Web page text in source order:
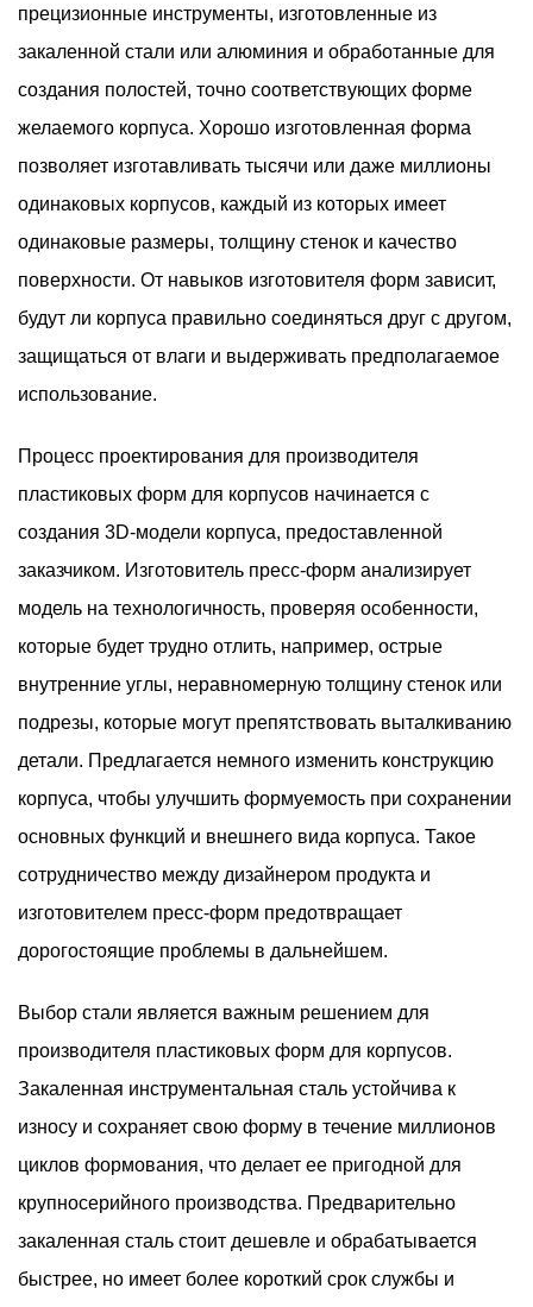
прецизионные инструменты, изготовленные из
закаленной стали или алюминия и обработанные для
создания полостей, точно соответствующих форме
желаемого корпуса. Хорошо изготовленная форма
позволяет изготавливать тысячи или даже миллионы
одинаковых корпусов, каждый из которых имеет
одинаковые размеры, толщину стенок и качество
поверхности. От навыков изготовителя форм зависит,
будут ли корпуса правильно соединяться друг с другом,
защищаться от влаги и выдерживать предполагаемое
использование.
Процесс проектирования для производителя
пластиковых форм для корпусов начинается с
создания 3D-модели корпуса, предоставленной
заказчиком. Изготовитель пресс-форм анализирует
модель на технологичность, проверяя особенности,
которые будет трудно отлить, например, острые
внутренние углы, неравномерную толщину стенок или
подрезы, которые могут препятствовать выталкиванию
детали. Предлагается немного изменить конструкцию
корпуса, чтобы улучшить формуемость при сохранении
основных функций и внешнего вида корпуса. Такое
сотрудничество между дизайнером продукта и
изготовителем пресс-форм предотвращает
дорогостоящие проблемы в дальнейшем.
Выбор стали является важным решением для
производителя пластиковых форм для корпусов.
Закаленная инструментальная сталь устойчива к
износу и сохраняет свою форму в течение миллионов
циклов формования, что делает ее пригодной для
крупносерийного производства. Предварительно
закаленная сталь стоит дешевле и обрабатывается
быстрее, но имеет более короткий срок службы и